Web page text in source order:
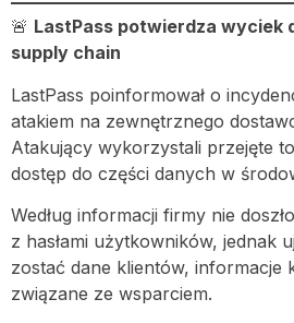
🚨 LastPass potwierdza wyciek
supply chain
LastPass poinformował o
atakiem na zewnętrznego
Atakujący wykorzystali przejęte
dostęp do części danych w
Według informacji firmy nie
z hasłami użytkowników, jednak
zostać dane klientów, informacje
związane ze wsparciem.